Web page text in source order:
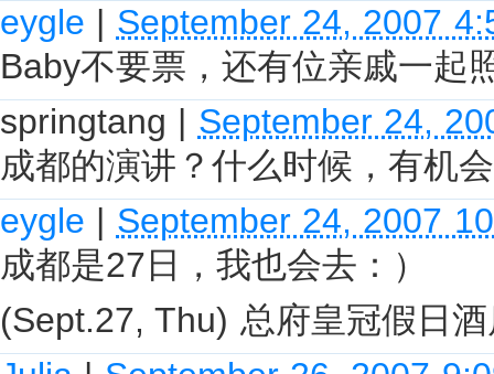
eygle | September 24, 2007
Baby不要票，还有位亲戚一起
springtang | September 24,
成都的演讲？什么时候，有机
eygle | September 24, 2007
成都是27日，我也会去：）
(Sept.27, Thu) 总府皇冠假日